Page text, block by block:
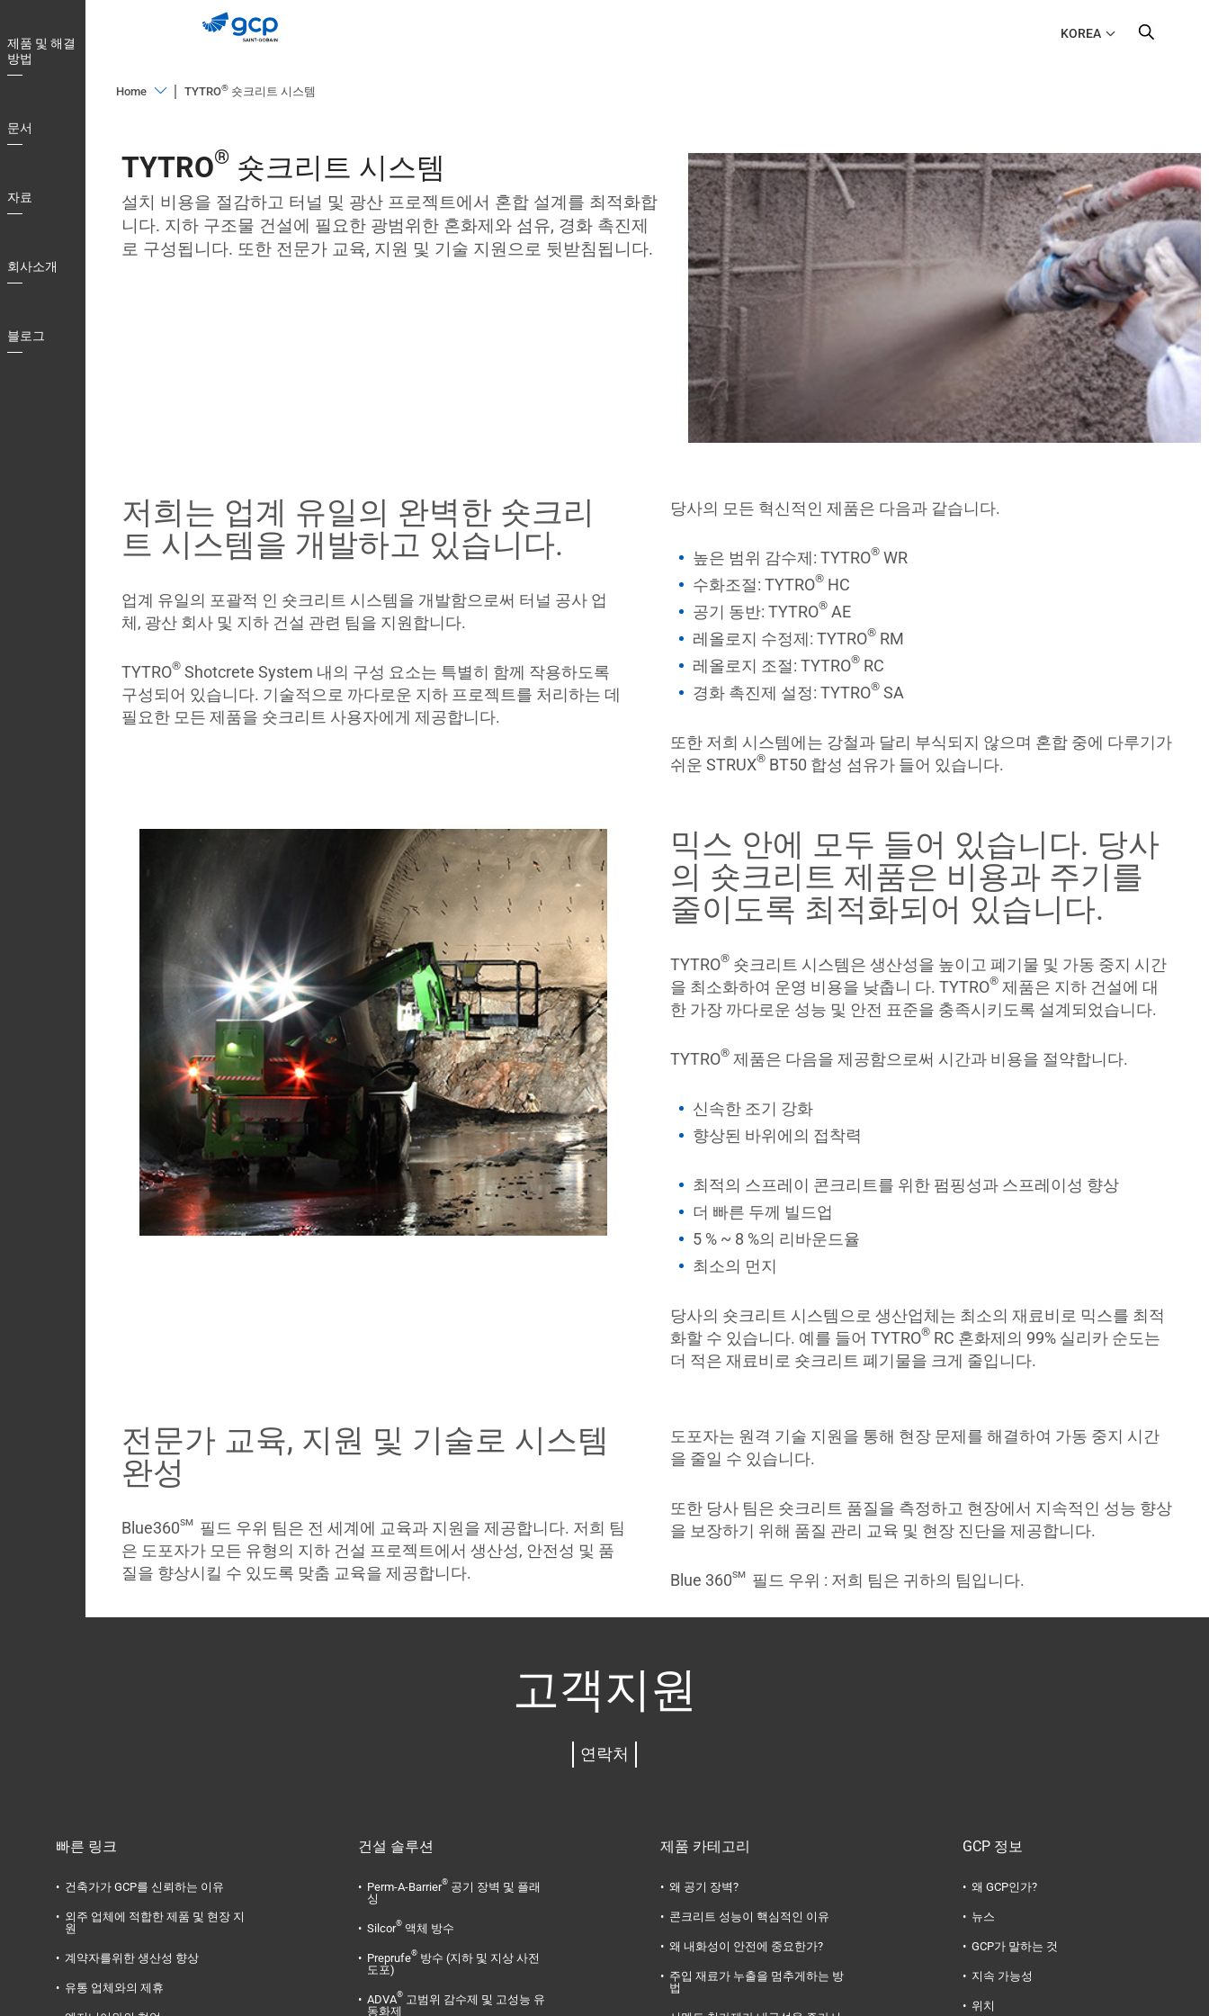
main
navigation
제품 및 해결
방법
문서
자료
회사소개
블로그
KOREA
Home
및
방
법
나
TYTRO® 숏크리트 시스템
TYTRO®숏크리트 시스템
설치 비용을 절감하고 터널 및 광산 프로젝트에서 혼합 설계를 최적화합
니다. 지하 구조물 건설에 필요한 광범위한 혼화제와 섬유, 경화 촉진제
로 구성됩니다. 또한 전문가 교육, 지원 및 기술 지원으로 뒷받침됩니다.
저희는 업계 유일의 완벽한 숏크리
트 시스템을 개발하고 있습니다.
업계 유일의 포괄적 인 숏크리트 시스템을 개발함으로써 터널 공사 업
체, 광산 회사 및 지하 건설 관련 팀을 지원합니다.
TYTRO®Shotcrete System 내의 구성 요소는 특별히 함께 작용하도록
구성되어 있습니다. 기술적으로 까다로운 지하 프로젝트를 처리하는 데
필요한 모든 제품을 숏크리트 사용자에게 제공합니다.
당사의 모든 혁신적인 제품은 다음과 같습니다.
높은 범위 감수제: TYTRO®WR
수화조절: TYTRO®HC
공기 동반: TYTRO®AE
레올로지 수정제: TYTRO®RM
레올로지 조절: TYTRO®RC
경화 촉진제 설정: TYTRO®SA
또한 저희 시스템에는 강철과 달리 부식되지 않으며 혼합 중에 다루기가
쉬운 STRUX®BT50 합성 섬유가 들어 있습니다.
믹스 안에 모두 들어 있습니다. 당사
의 숏크리트 제품은 비용과 주기를
줄이도록 최적화되어 있습니다.
TYTRO®숏크리트 시스템은 생산성을 높이고 폐기물 및 가동 중지 시간
을 최소화하여 운영 비용을 낮춥니 다. TYTRO®제품은 지하 건설에 대
한 가장 까다로운 성능 및 안전 표준을 충족시키도록 설계되었습니다.
TYTRO®제품은 다음을 제공함으로써 시간과 비용을 절약합니다.
신속한 조기 강화
향상된 바위에의 접착력
최적의 스프레이 콘크리트를 위한 펌핑성과 스프레이성 향상
더 빠른 두께 빌드업
5 % ~ 8 %의 리바운드율
최소의 먼지
당사의 숏크리트 시스템으로 생산업체는 최소의 재료비로 믹스를 최적
화할 수 있습니다. 예를 들어 TYTRO®RC 혼화제의 99% 실리카 순도는
더 적은 재료비로 숏크리트 폐기물을 크게 줄입니다.
전문가 교육, 지원 및 기술로 시스템
완성
Blue360sm
필드 우위 팀은 전 세계에 교육과 지원을 제공합니다. 저희 팀
은 도포자가 모든 유형의 지하 건설 프로젝트에서 생산성, 안전성 및 품
질을 향상시킬 수 있도록 맞춤 교육을 제공합니다.
도포자는 원격 기술 지원을 통해 현장 문제를 해결하여 가동 중지 시간
을 줄일 수 있습니다.
또한 당사 팀은 숏크리트 품질을 측정하고 현장에서 지속적인 성능 향상
을 보장하기 위해 품질 관리 교육 및 현장 진단을 제공합니다.
Blue 360sm 필드 우위 : 저희 팀은 귀하의 팀입니다.
고객지원
연락처
빠른 링크
건축가가 GCP를 신뢰하는 이유
외주 업체에 적합한 제품 및 현장 지
원
계약자를위한 생산성 향상
유통 업체와의 제휴
건설 솔루션
Perm-A-Barrier® 공기 장벽 및 플래
싱
Silcor® 액체 방수
Preprufe® 방수 (지하 및 지상 사전
도포)
ADVA® 고범위 감수제 및 고성능 유
동화제
제품 카테고리
왜 공기 장벽?
콘크리트 성능이 핵심적인 이유
왜 내화성이 안전에 중요한가?
주입 재료가 누출을 멈추게하는 방
법
GCP 정보
왜 GCP인가?
뉴스
GCP가 말하는 것
지속 가능성
위치